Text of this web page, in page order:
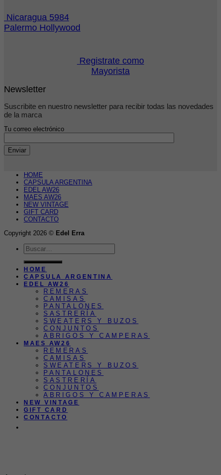
Nicaragua 5984
Palermo Hollywood
Registrate como
Mayorista
Newsletter
Suscribite en nuestro newsletter para recibir todas las novedades
de la marca
Tu correo electrónico
HOME
CAPSULA ARGENTINA
EDEL AW26
MAES AW26
NEW VINTAGE
GIFT CARD
CONTACTO
Copyright 2026 © Edel Erra
Buscar
por:
HOME
CAPSULA ARGENTINA
EDEL AW26
REMERAS
CAMISAS
PANTALONES
SASTRERÍA
SWEATERS Y BUZOS
CONJUNTOS
ABRIGOS Y CAMPERAS
MAES AW26
REMERAS
CAMISAS
SWEATERS Y BUZOS
PANTALONES
SASTRERÍA
CONJUNTOS
ABRIGOS Y CAMPERAS
NEW VINTAGE
GIFT CARD
CONTACTO